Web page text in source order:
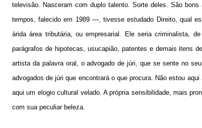
televisão. Nasceram com duplo talento. Sorte deles. São
tempos, falecido em 1989 —, tivesse estudado Direito, qual
árida área tributária, ou empresarial. Ele seria criminalista,
parágrafos de hipotecas, usucapião, patentes e demais itens
artista da palavra oral, o advogado de júri, que se sente no
advogados de júri que encontrará o que procura. Não estou
aqui um elogio cultural velado. A própria sensibilidade, mais
com sua peculiar beleza.